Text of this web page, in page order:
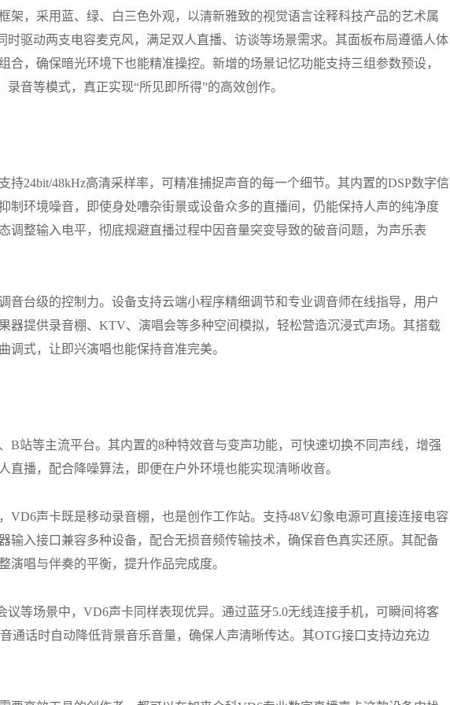
架，采用蓝、绿、白三色外观，以清新雅致的视觉语言诠释科技产品的艺术属
时驱动两支电容麦克风，满足双人直播、访谈等场景需求。其面板布局遵循人体
合，确保暗光环境下也能精准操控。新增的场景记忆功能支持三组参数预设，
音等模式，真正实现“所见即所得”的高效创作。
持24bit/48kHz高清采样率，可精准捕捉声音的每一个细节。其内置的DSP数字信
制环境噪音，即使身处嘈杂街景或设备众多的直播间，仍能保持人声的纯净度
调整输入电平，彻底规避直播过程中因音量突变导致的破音问题，为声乐表
音台级的控制力。 设备支持云端小程序精细调节和专业调音师在线指导 ，用户
器提供录音棚、 KTV、演唱会等多种空间模拟，轻松营造沉浸式声场。其搭载
调式，让即兴演唱也能保持音准完美。
B站等主流平台。其内置的8种特效音与变声功能，可快速切换不同声线，增强
直播，配合降噪算法，即便在户外环境也能实现清晰收音。
VD6声卡既是移动录音棚，也是创作工作站。支持48V幻象电源可直接连接电容
输入接口兼容多种设备，配合无损音频传输技术，确保音色真实还原。其配备
演唱与伴奏的平衡，提升作品完成度。
议等场景中， VD6声卡同样表现优异。通过蓝牙5.0无线连接手机，可瞬间将客
通话时自动降低背景音乐音量，确保人声清晰传达。其OTG接口支持边充边